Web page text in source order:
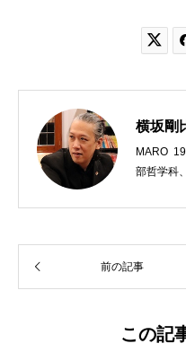

横坂剛
MARO
部哲学科
う宗教法
「上馬キ
を行う「
西洋哲学
前の記事
この記